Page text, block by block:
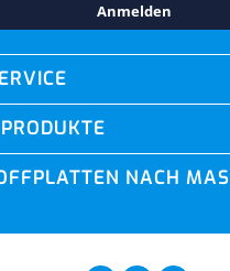
Anmelden
NACH MASS